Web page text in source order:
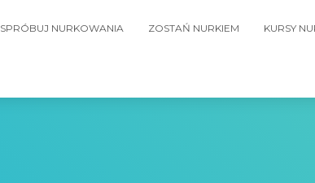
SPRÓBUJ NURKOWANIA ZOSTAŃ NURKIEM KURSY